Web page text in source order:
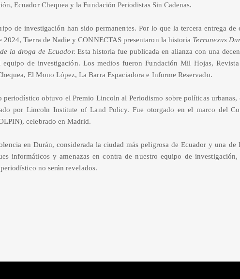
Ecuador Chequea y la Fundación Periodistas Sin Cadenas.
de investigación han sido permanentes. Por lo que la tercera entrega de
2024, Tierra de Nadie y CONNECTAS presentaron la historia Terranexus
la droga de Ecuador. Esta historia fue publicada en alianza con una
de investigación. Los medios fueron Fundación Mil Hojas,
El Mono López, La Barra Espaciadora e Informe Reservado.
periodístico obtuvo el Premio Lincoln al Periodismo sobre políticas
por Lincoln Institute of Land Policy. Fue otorgado en el marco del
celebrado en Madrid.
en Durán, considerada la ciudad más peligrosa de Ecuador y una de
informáticos y amenazas en contra de nuestro equipo de
no serán revelados.